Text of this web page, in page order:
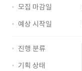
모집 마감일
예상 시작일
진행 분류
기획 상태